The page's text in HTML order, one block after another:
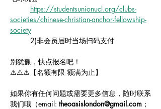
https://studentsunionucl.org/clubs-
societies/chinese-christian-anchor-fellowship-
society
	2)非会员届时当场扫码支付
别犹豫，快点报名吧！
⚠️⚠️⚠️【名额有限 额满为止】
如果你有任何问题或需要更多信息，随时联系
我们哦（email: theoasislondon@gmail.com ；